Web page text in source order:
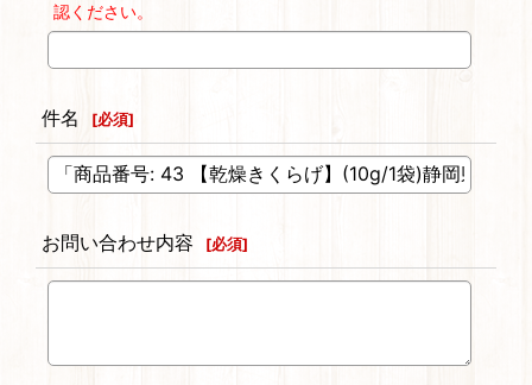
認ください。
件名 [必須]
お問い合わせ内容 [必須]